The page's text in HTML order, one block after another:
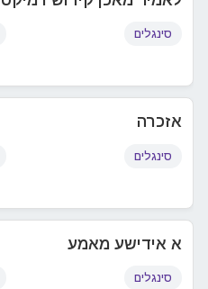
סינגלים
אזכרה
סינגלים
א אידישע מאמע
סינגלים